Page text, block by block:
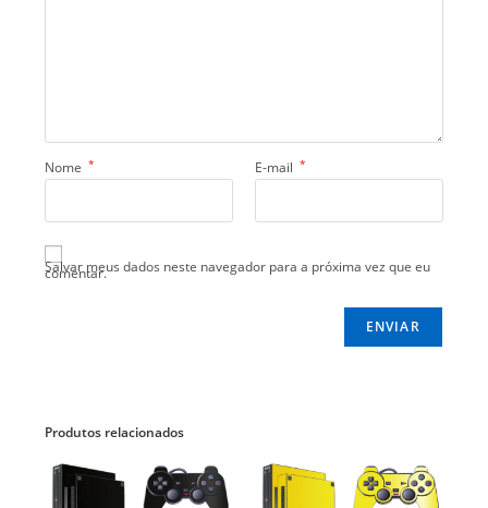
Nome * E-mail *
Salvar meus dados neste navegador para a próxima vez que eu
comentar.
Produtos relacionados